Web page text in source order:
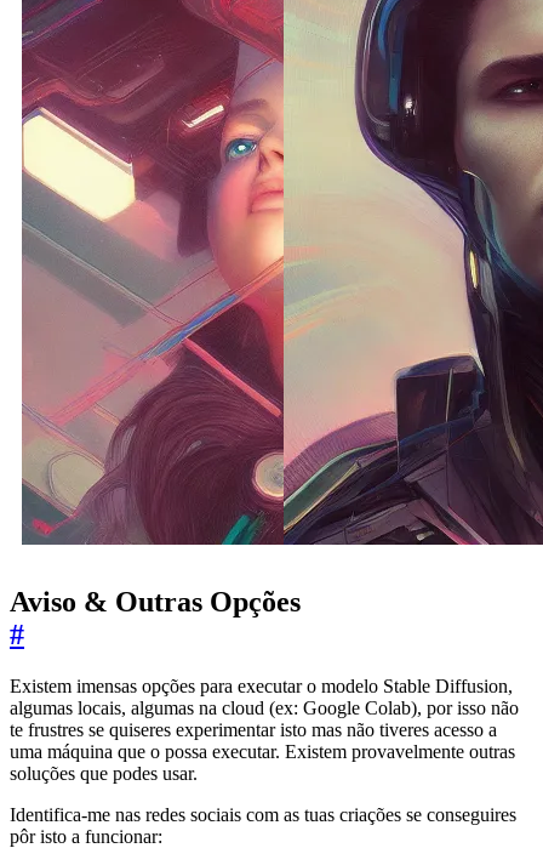
Aviso & Outras Opções
#
Existem imensas opções para executar o modelo Stable Diffusion,
algumas locais, algumas na cloud (ex: Google Colab), por isso não
te frustres se quiseres experimentar isto mas não tiveres acesso a
uma máquina que o possa executar. Existem provavelmente outras
soluções que podes usar.
Identifica-me nas redes sociais com as tuas criações se conseguires
pôr isto a funcionar: